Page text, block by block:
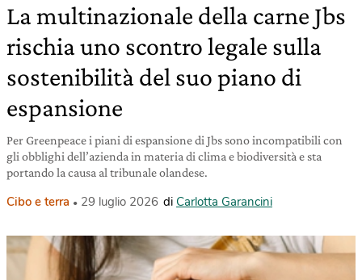
La multinazionale della carne Jbs
rischia uno scontro legale sulla
sostenibilità del suo piano di
espansione
Per Greenpeace i piani di espansione di Jbs sono incompatibili con
gli obblighi dell’azienda in materia di clima e biodiversità e sta
portando la causa al tribunale olandese.
Cibo e terra 29 luglio 2026 di Carlotta Garancini